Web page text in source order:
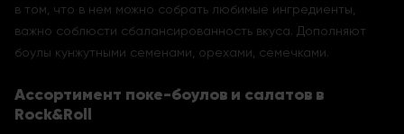
в том, что в нем можно собрать любимые ингредиенты,
важно соблюсти сбалансированность вкуса. Дополняют
боулы кунжутными семенами, орехами, семечками.
Ассортимент поке-боулов и салатов в
Rock&Roll